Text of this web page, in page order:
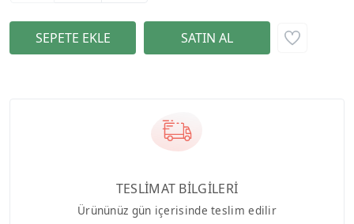
TESLİMAT BİLGİLERİ
Ürününüz gün içerisinde teslim edilir